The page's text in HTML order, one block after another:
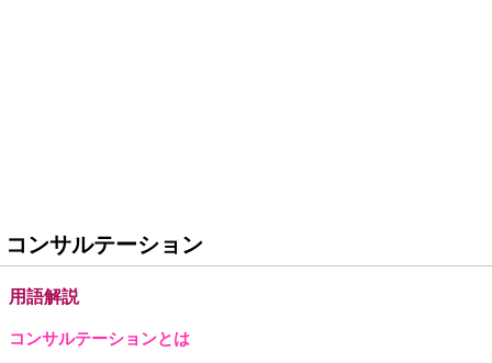
コンサルテーション
用語解説
コンサルテーションとは